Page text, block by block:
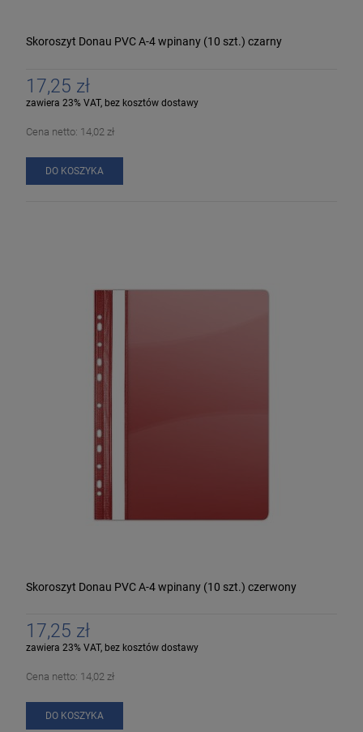
Skoroszyt Donau PVC A-4 wpinany (10 szt.) czarny
17,25 zł
zawiera 23% VAT, bez kosztów dostawy
Cena netto: 14,02 zł
DO KOSZYKA
Skoroszyt Donau PVC A-4 wpinany (10 szt.) czerwony
17,25 zł
zawiera 23% VAT, bez kosztów dostawy
Cena netto: 14,02 zł
DO KOSZYKA